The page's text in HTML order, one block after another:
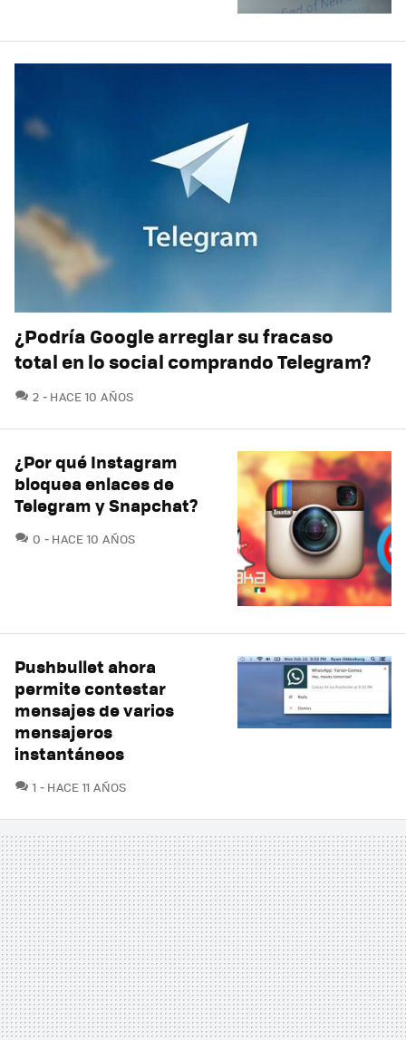
¿Podría Google arreglar su fracaso
total en lo social comprando Telegram?
2 COMENTARIOS
HACE 10 AÑOS
¿Por qué Instagram
bloquea enlaces de
Telegram y Snapchat?
0 COMENTARIOS
HACE 10 AÑOS
Pushbullet ahora
permite contestar
mensajes de varios
mensajeros
instantáneos
1 COMENTARIOS
HACE 11 AÑOS